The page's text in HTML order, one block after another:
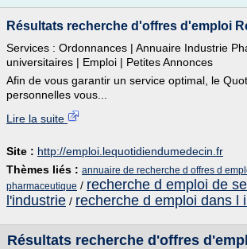
Résultats recherche d'offres d'emploi
Services : Ordonnances | Annuaire Industrie
universitaires | Emploi | Petites Annonces
Afin de vous garantir un service optimal, le
personnelles vous...
Lire la suite
Site : http://emploi.lequotidiendumedecin.fr
Thèmes liés : annuaire de recherche d offres d
pharmaceutique / recherche d emploi de
l'industrie / recherche d emploi dans l
Résultats recherche d'offres